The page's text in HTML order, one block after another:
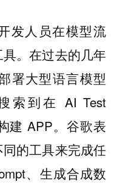
发人员在模型流
。在过去的几年
署大型语言模型
索到在 AI Test
建 APP。谷歌表
的工具来完成任
、生成合成数